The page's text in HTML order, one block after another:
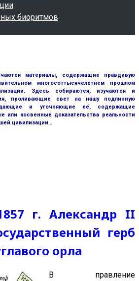
биоритмов
материалы, содержащие правдивую
многосоттысячелетнем прошлом
Здесь собираются, изучаются и
проливающие свет на нашу подлинную
и уточняющие её, содержащие
или косвенные доказательства реальности
цивилизации…
г. Александр II
герб
орла
В правление